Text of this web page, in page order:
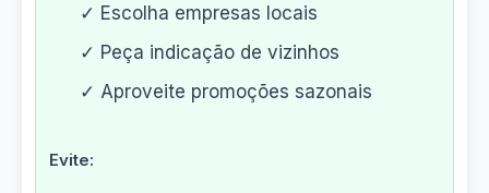
✓ Escolha empresas locais
✓ Peça indicação de vizinhos
✓ Aproveite promoções sazonais
Evite: